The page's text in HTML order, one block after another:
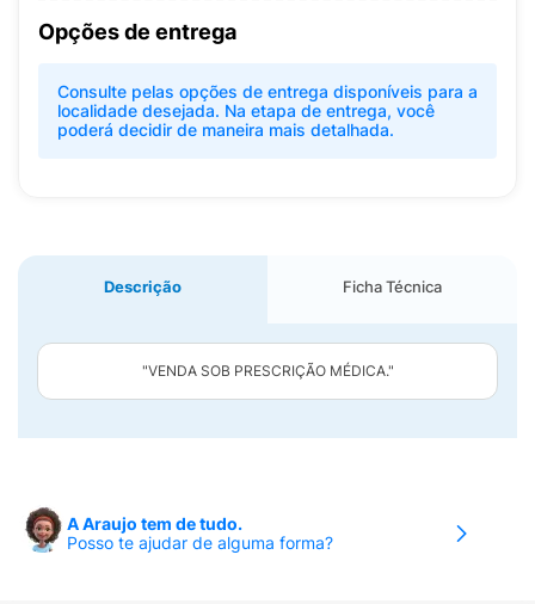
Opções de entrega
Consulte pelas opções de entrega disponíveis para a
localidade desejada. Na etapa de entrega, você
poderá decidir de maneira mais detalhada.
Descrição Ficha Técnica
"VENDA SOB PRESCRIÇÃO MÉDICA."
A Araujo tem de tudo.
Posso te ajudar de alguma forma?